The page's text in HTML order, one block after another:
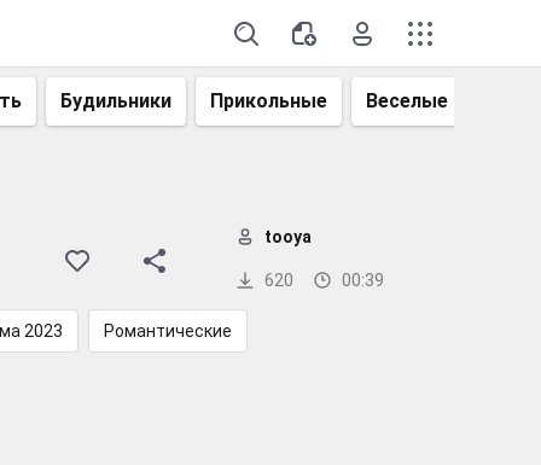
Будильники Прикольные Веселые
620 00:39
tooya
2023 Романтические